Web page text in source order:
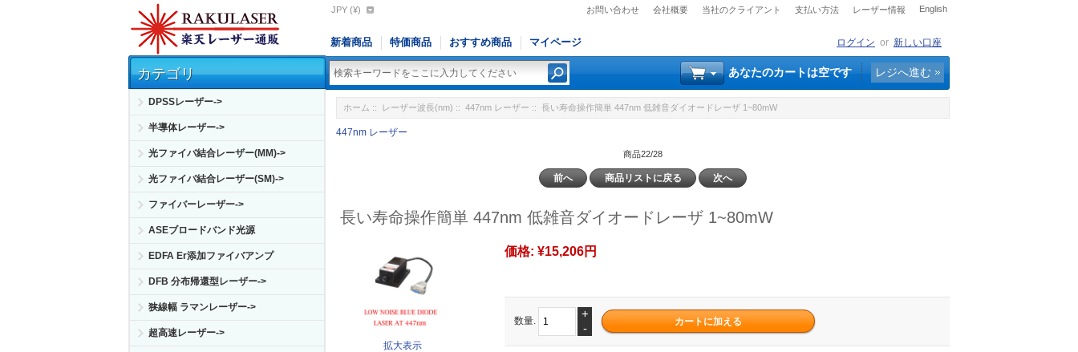
お問い合わせ 会社概要 当社のクライアント 支払い方法 レーザー情報 English
JPY (¥)
新着商品 特価商品 おすすめ商品 マイページ ログイン or 新しい口座
あなたのカートは空です レジへ進む
カテゴリ
DPSSレーザー->
半導体レーザー->
光ファイバ結合レーザー(MM)->
光ファイバ結合レーザー(SM)->
ファイバーレーザー->
ASEブロードバンド光源
EDFA Er添加ファイバアンプ
DFB 分布帰還型レーザー->
狭線幅 ラマンレーザー->
超高速レーザー->
ホーム :: レーザー波長(nm) ::447nm レーザー :: 長い寿命操作簡単 447nm 低雑音ダイオードレーザ 1~80mW
447nm レーザー
商品22/28
前へ 商品リストに戻る 次へ
長い寿命操作簡単 447nm 低雑音ダイオードレーザ 1~80mW
拡大表示
価格:¥15,206円
数量.
+
-